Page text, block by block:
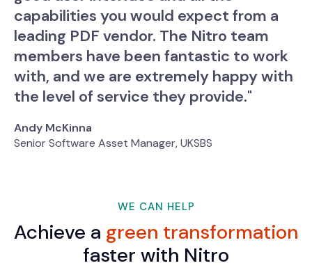
capabilities you would expect from a
leading PDF vendor. The Nitro team
members have been fantastic to work
with, and we are extremely happy with
the level of service they provide."
Andy McKinna
Senior Software Asset Manager, UKSBS
WE CAN HELP
Achieve a green transformation
faster with Nitro